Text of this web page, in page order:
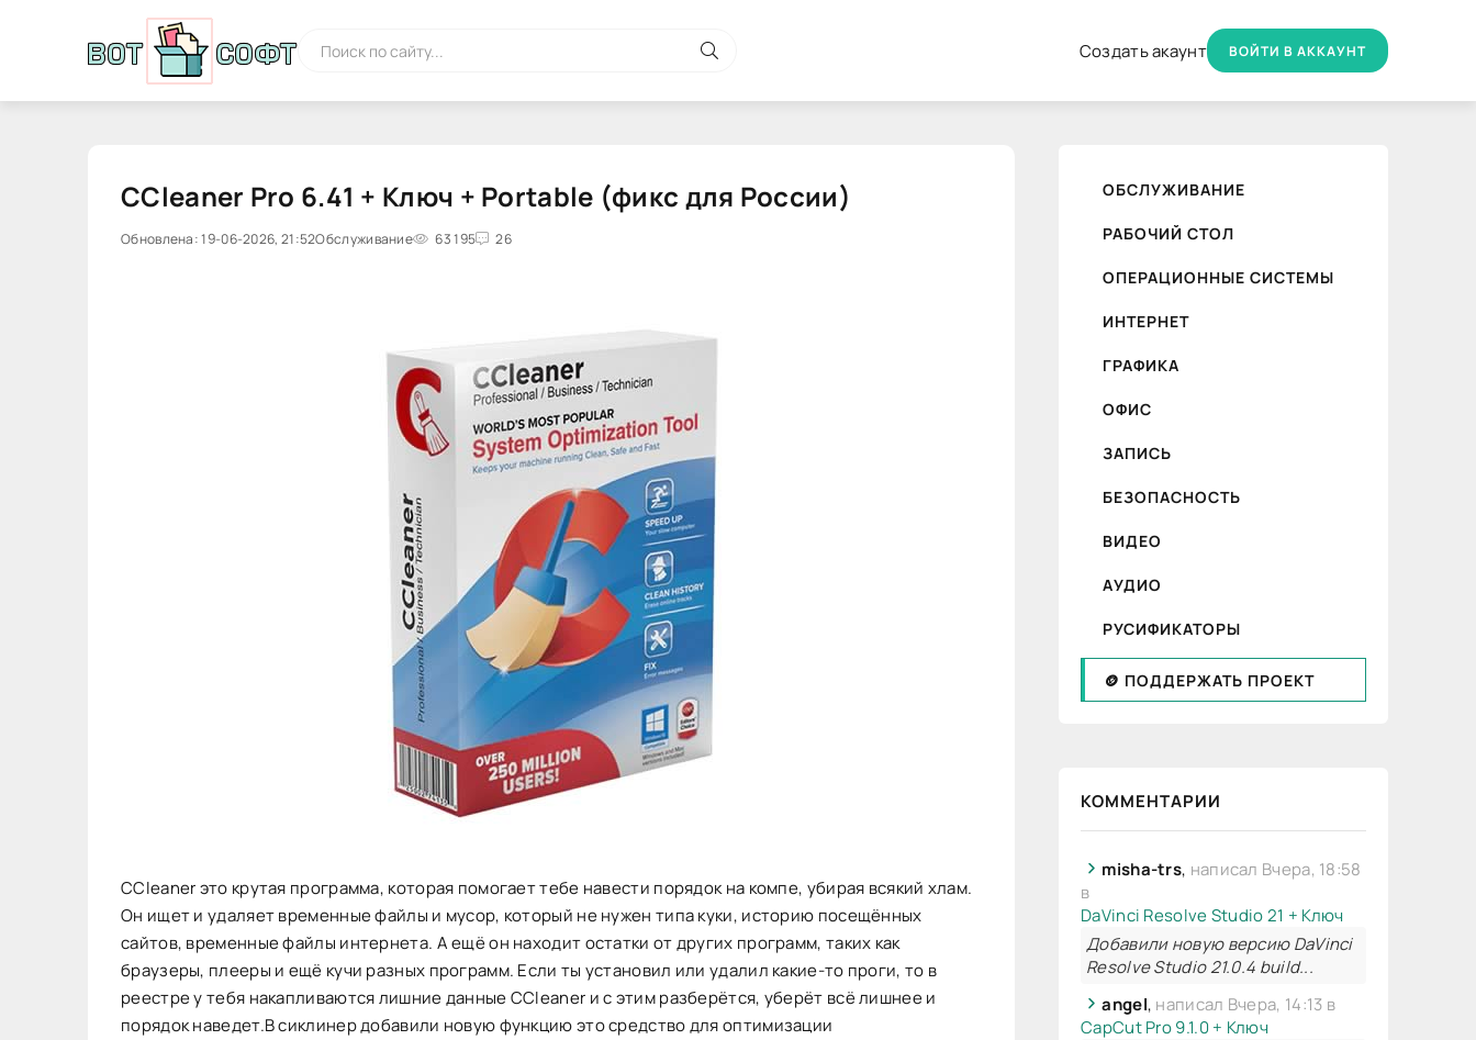
Создать акаунт ВОЙТИ В АККАУНТ
CCleaner Pro 6.41 + Ключ + Portable (фикс для России)
Обновлена: 19-06-2026, 21:52Обслуживание 63 195 26
CCleaner это крутая программа, которая помогает тебе навести порядок на компе, убирая всякий хлам.
Он ищет и удаляет временные файлы и мусор, который не нужен типа куки, историю посещённых
сайтов, временные файлы интернета. А ещё он находит остатки от других программ, таких как
браузеры, плееры и ещё кучи разных программ. Если ты установил или удалил какие-то проги, то в
реестре у тебя накапливаются лишние данные CCleaner и с этим разберётся, уберёт всё лишнее и
порядок наведет.В сиклинер добавили новую функцию это средство для оптимизации
ОБСЛУЖИВАНИЕ
РАБОЧИЙ СТОЛ
ОПЕРАЦИОННЫЕ СИСТЕМЫ
ИНТЕРНЕТ
ГРАФИКА
ОФИС
ЗАПИСЬ
БЕЗОПАСНОСТЬ
ВИДЕО
АУДИО
РУСИФИКАТОРЫ
🪙 ПОДДЕРЖАТЬ ПРОЕКТ
КОММЕНТАРИИ
misha-trs, написал Вчера, 18:58
в
DaVinci Resolve Studio 21 + Ключ
Добавили новую версию DaVinci
Resolve Studio 21.0.4 build...
angel, написал Вчера, 14:13 в
CapCut Pro 9.1.0 + Ключ